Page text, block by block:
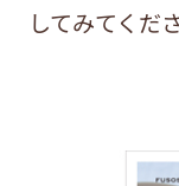
してみてくだ